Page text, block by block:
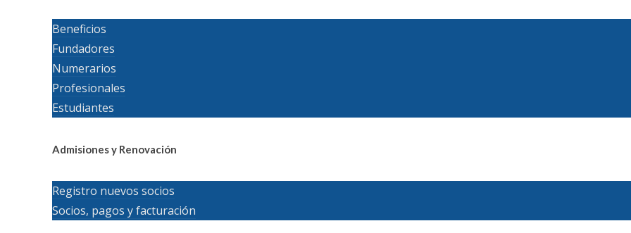
Beneficios
Fundadores
Numerarios
Profesionales
Estudiantes
Admisiones y Renovación
Registro nuevos socios
Socios, pagos y facturación